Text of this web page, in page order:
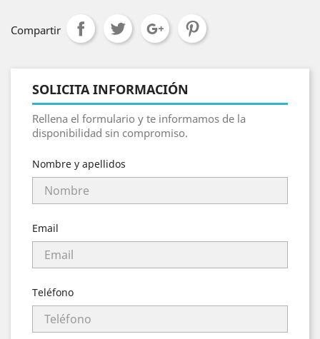
Compartir
SOLICITA INFORMACIÓN
Rellena el formulario y te informamos de la
disponibilidad sin compromiso.
Nombre y apellidos
Email
Teléfono